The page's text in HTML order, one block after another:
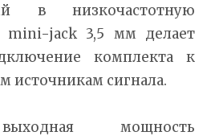
в низкочастотную
mini-jack 3,5 мм делает
комплекта к
источникам сигнала.
мощность